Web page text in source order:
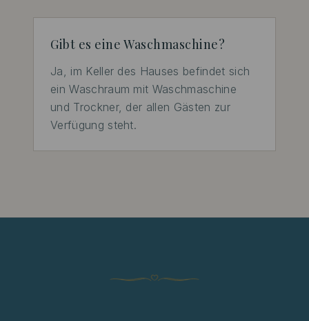
Gibt es eine Waschmaschine?
Ja, im Keller des Hauses befindet sich
ein Waschraum mit Waschmaschine
und Trockner, der allen Gästen zur
Verfügung steht.